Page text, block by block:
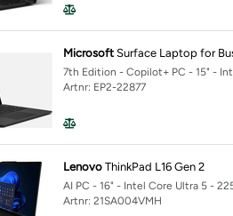
Microsoft Surface Laptop for
7th Edition - Copilot+ PC - 15" -
Artnr: EP2-22877
Lenovo ThinkPad L16 Gen 2
AI PC - 16" - Intel Core Ultra 5 -
Artnr: 21SA004VMH